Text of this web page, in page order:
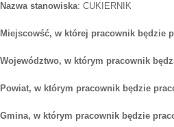
Nazwa stanowiska: CUKIERNIK
Miejscowść, w której pracownik będzie
Województwo, w którym pracownik
Powiat, w którym pracownik będzie
Gmina, w którym pracownik będzie